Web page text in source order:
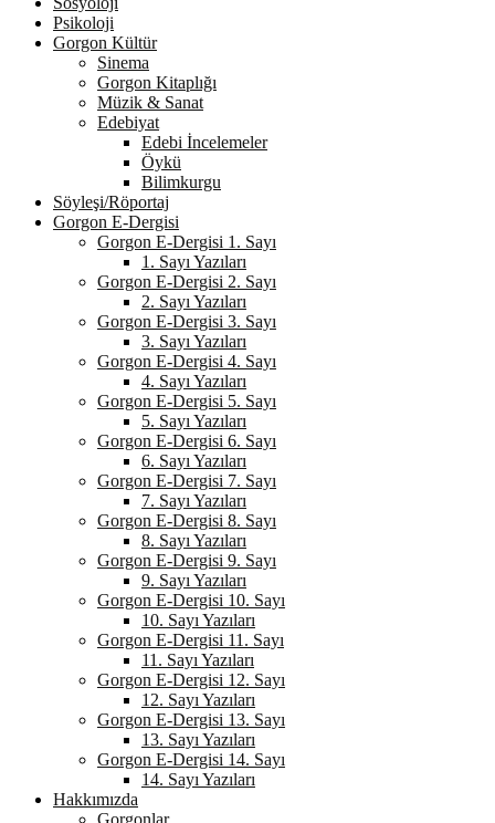
Psikoloji
Gorgon Kültür
Sinema
Gorgon Kitaplığı
Müzik & Sanat
Edebiyat
Edebi İncelemeler
Öykü
Bilimkurgu
Söyleşi/Röportaj
Gorgon E-Dergisi
Gorgon E-Dergisi 1. Sayı
1. Sayı Yazıları
Gorgon E-Dergisi 2. Sayı
2. Sayı Yazıları
Gorgon E-Dergisi 3. Sayı
3. Sayı Yazıları
Gorgon E-Dergisi 4. Sayı
4. Sayı Yazıları
Gorgon E-Dergisi 5. Sayı
5. Sayı Yazıları
Gorgon E-Dergisi 6. Sayı
6. Sayı Yazıları
Gorgon E-Dergisi 7. Sayı
7. Sayı Yazıları
Gorgon E-Dergisi 8. Sayı
8. Sayı Yazıları
Gorgon E-Dergisi 9. Sayı
9. Sayı Yazıları
Gorgon E-Dergisi 10. Sayı
10. Sayı Yazıları
Gorgon E-Dergisi 11. Sayı
11. Sayı Yazıları
Gorgon E-Dergisi 12. Sayı
12. Sayı Yazıları
Gorgon E-Dergisi 13. Sayı
13. Sayı Yazıları
Gorgon E-Dergisi 14. Sayı
14. Sayı Yazıları
Hakkımızda
Gorgonlar